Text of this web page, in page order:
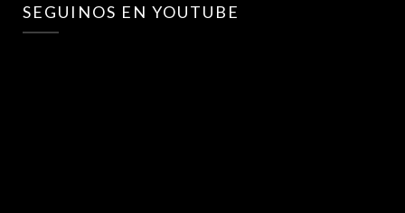
SEGUINOS EN YOUTUBE